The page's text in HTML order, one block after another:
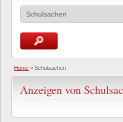
Home »Schulsachen
Anzeigen von